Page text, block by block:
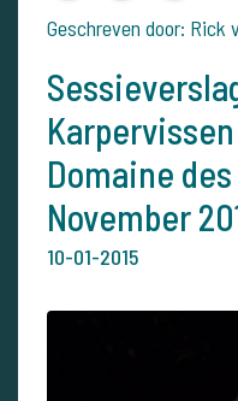
Geschreven door: Rick
Domaine
November
10-01-2015